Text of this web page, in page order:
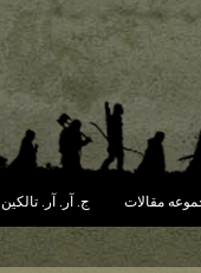
مقالات ج. آر. آر. تالکین